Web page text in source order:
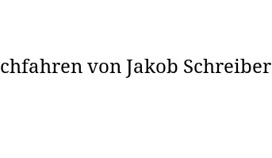
von Jakob Schreiber